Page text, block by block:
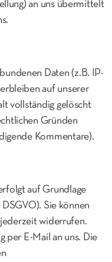
an uns übermittelt
Daten (z.B. IP-
auf unserer
vollständig gelöscht
Gründen
Kommentare).
auf Grundlage
Sie können
widerrufen.
per E-Mail an uns. Die